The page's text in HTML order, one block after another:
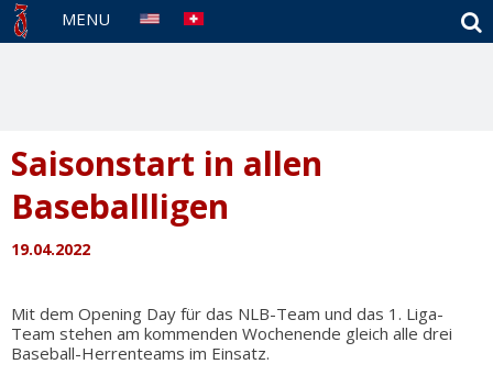
MENU
Saisonstart in allen
Baseballligen
19.04.2022
Mit dem Opening Day für das NLB-Team und das 1. Liga-
Team stehen am kommenden Wochenende gleich alle drei
Baseball-Herrenteams im Einsatz.